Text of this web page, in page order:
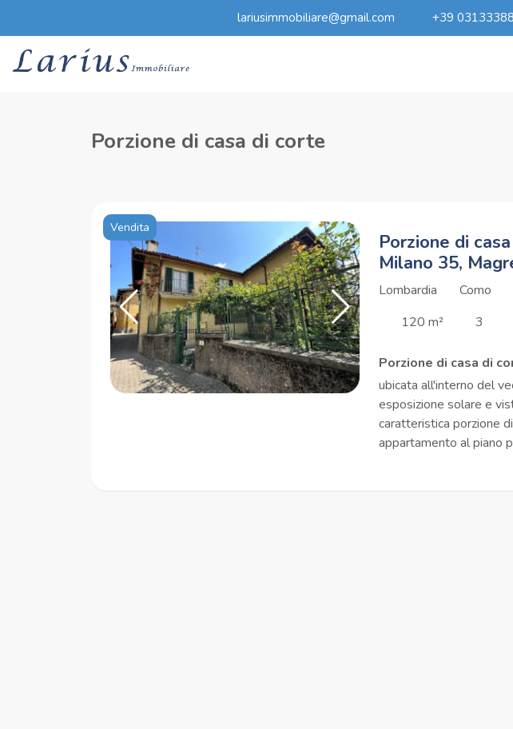
lariusimmobiliare@gmail.com +39
Porzione di casa di corte
Vendita
Porzione di
Milano 35,
Lombardia Como
120 m²
3
Porzione di casa di
ubicata all'interno del
esposizione solare e
caratteristica porzione
appartamento al piano